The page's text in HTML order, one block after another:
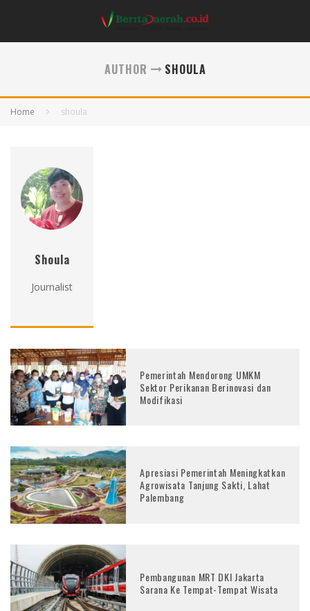
AUTHOR SHOULA
Home shoula
Shoula
Journalist
Pemerintah Mendorong UMKM
Sektor Perikanan Berinovasi dan
Modifikasi
Apresiasi Pemerintah Meningkatkan
Agrowisata Tanjung Sakti, Lahat
Palembang
Pembangunan MRT DKI Jakarta
Sarana Ke Tempat-Tempat Wisata